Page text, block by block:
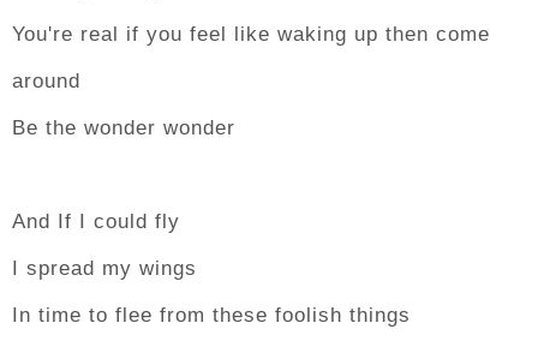
You're real if you feel like waking up then come
around
Be the wonder wonder
And If I could fly
I spread my wings
In time to flee from these foolish things